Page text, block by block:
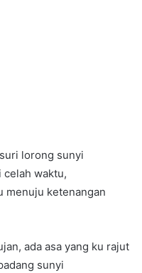
lorong sunyi
celah waktu,
menuju ketenangan
ada asa yang ku rajut
sunyi